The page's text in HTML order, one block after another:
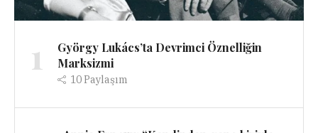
1
György Lukács’ta Devrimci Öznelliğin
Marksizmi
10Paylaşım